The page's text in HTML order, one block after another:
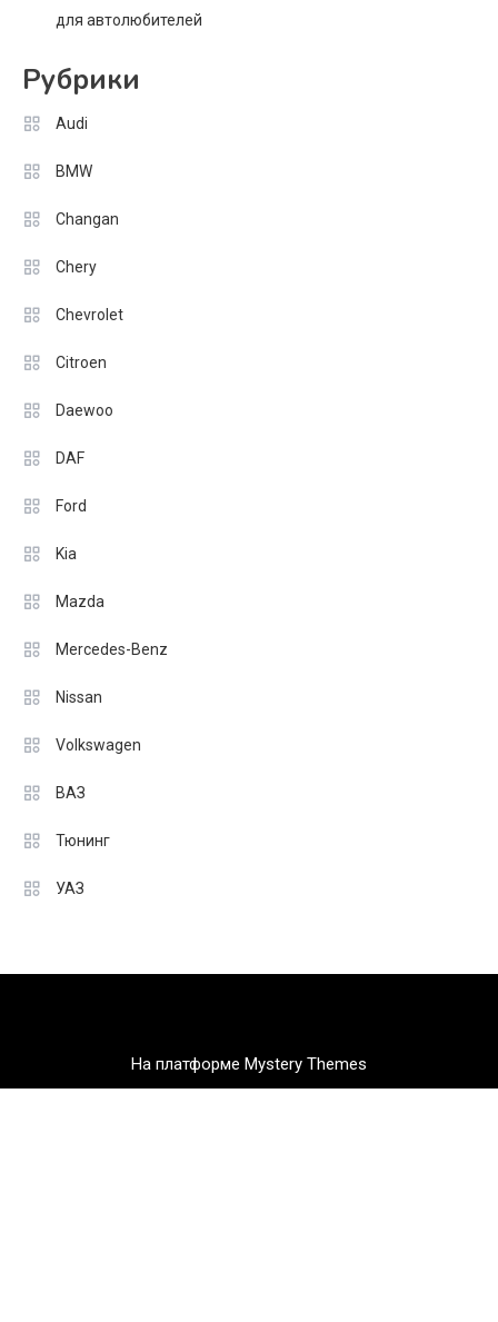
для автолюбителей
Рубрики
Audi
BMW
Changan
Chery
Chevrolet
Citroen
Daewoo
DAF
Ford
Kia
Mazda
Mercedes-Benz
Nissan
Volkswagen
ВАЗ
Тюнинг
УАЗ
На платформе Mystery Themes